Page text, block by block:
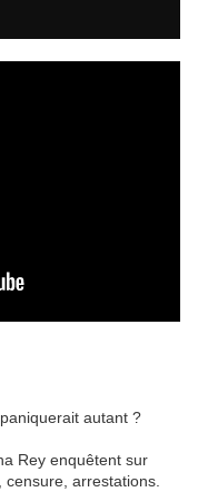
paniquerait autant ?
Rey enquêtent sur
arrestations.